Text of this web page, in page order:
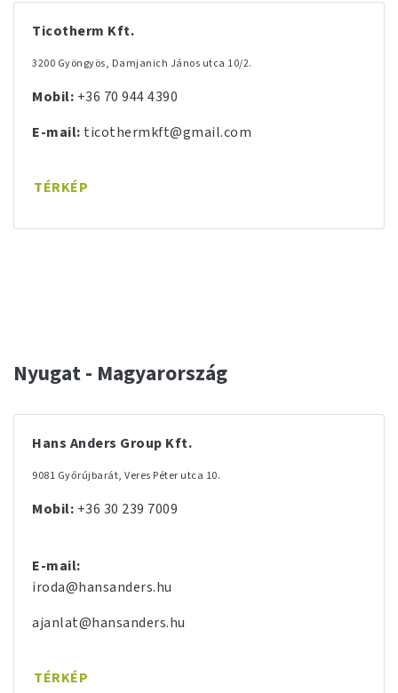
Ticotherm Kft.
3200 Gyöngyös, Damjanich János utca 10/2.
Mobil: +36 70 944 4390
E-mail: ticothermkft@gmail.com
TÉRKÉP
Nyugat - Magyarország
Hans Anders Group Kft.
9081 Győrújbarát, Veres Péter utca 10.
Mobil: +36 30 239 7009
E-mail:
iroda@hansanders.hu
ajanlat@hansanders.hu
TÉRKÉP